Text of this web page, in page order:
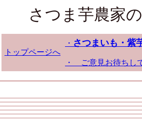
さつま芋農家
トップページへ
・ さつまいも・紫
・ ご意見お待ちし